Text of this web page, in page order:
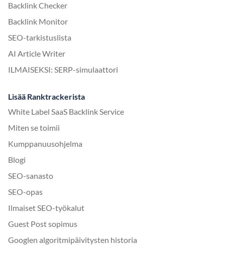
Backlink Checker
Backlink Monitor
SEO-tarkistuslista
AI Article Writer
ILMAISEKSI: SERP-simulaattori
Lisää Ranktrackerista
White Label SaaS Backlink Service
Miten se toimii
Kumppanuusohjelma
Blogi
SEO-sanasto
SEO-opas
Ilmaiset SEO-työkalut
Guest Post sopimus
Googlen algoritmipäivitysten historia